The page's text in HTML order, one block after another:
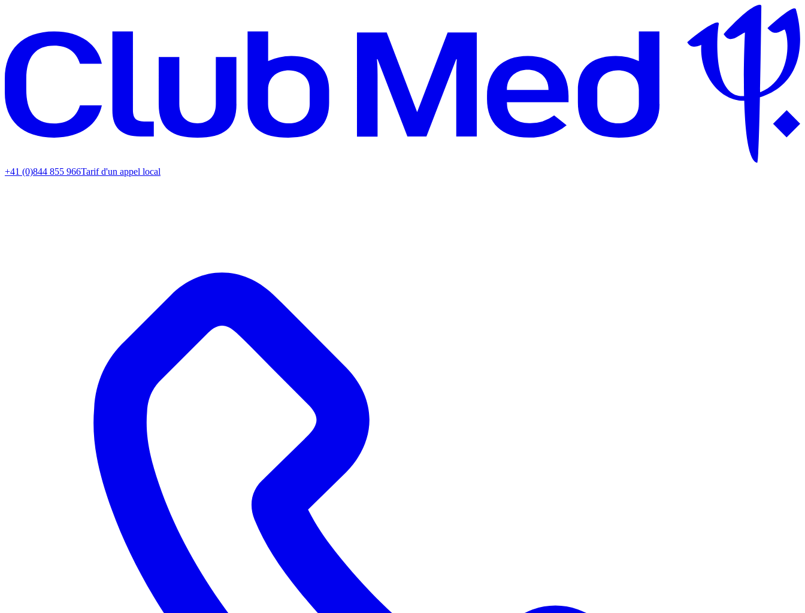
+41 (0)844 855 966Tarif d'un appel local